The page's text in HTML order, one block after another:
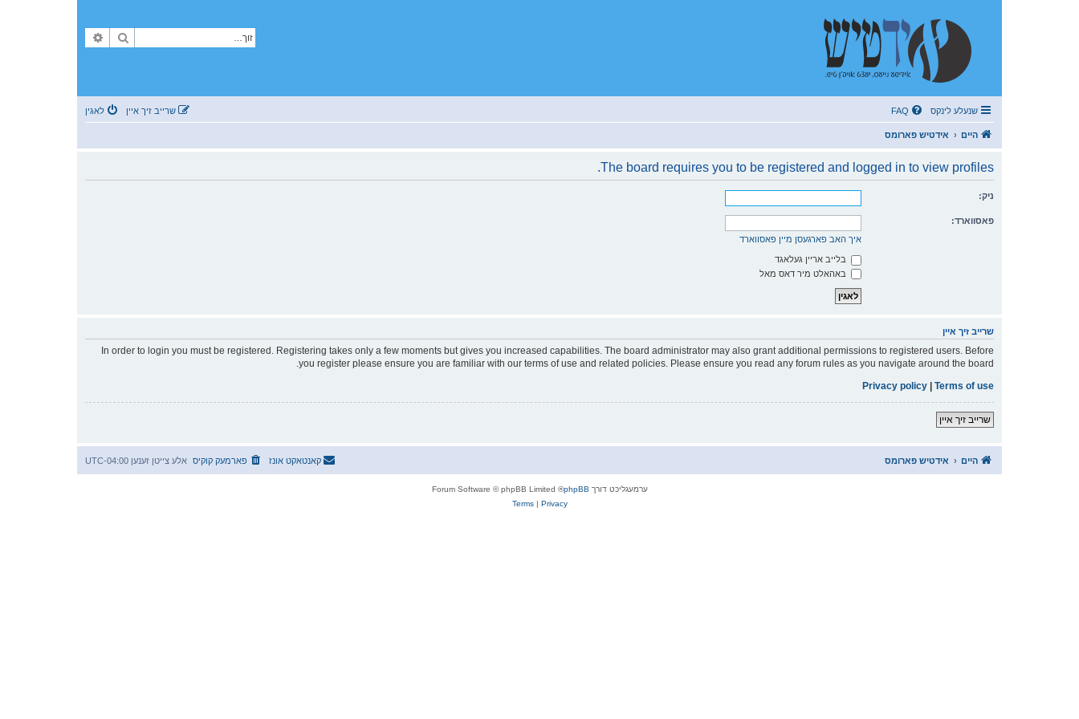
זוך
שנעלע לינקס FAQ לאגין שרייב זיך איין
היים אידטיש פארומס
The board requires you to be registered and logged in to view profiles.
ניק:
פאסווארד:
איך האב פארגעסן מיין פאסווארד
בלייב אריין געלאגד
באהאלט מיר דאס מאל
שרייב זיך איין
In order to login you must be registered. Registering takes only a few moments but gives you increased capabilities. The board administrator may also grant additional permissions to registered users. Before
you register please ensure you are familiar with our terms of use and related policies. Please ensure you read any forum rules as you navigate around the board.
Terms of use
|
Privacy policy
שרייב זיך איין
היים אידטיש פארומס אלע צייטן זענען UTC-04:00 פארמעק קוקיס קאנטאקט אונז
ערמעגליכט דורך phpBB
® Forum Software © phpBB Limited
Privacy
|
Terms